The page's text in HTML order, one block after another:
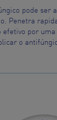
pode ser
Penetra
por uma
o